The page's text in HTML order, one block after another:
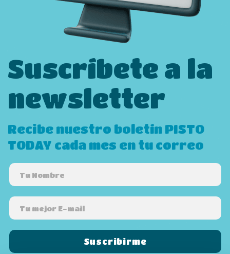
Suscríbete a la
newsletter
Recibe nuestro boletín PISTO
TODAY cada mes en tu correo